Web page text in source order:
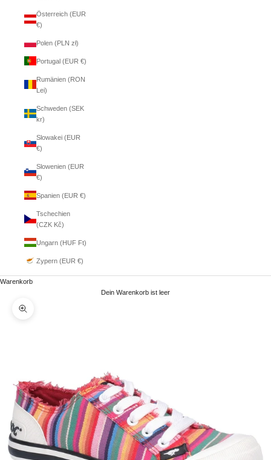
Österreich (EUR
€)
Polen (PLN zł)
Portugal (EUR €)
Rumänien (RON
Lei)
Schweden (SEK
kr)
Slowakei (EUR
€)
Slowenien (EUR
€)
Spanien (EUR €)
Tschechien
(CZK Kč)
Ungarn (HUF Ft)
Zypern (EUR €)
Warenkorb
Dein Warenkorb ist leer
Bild vergrößern